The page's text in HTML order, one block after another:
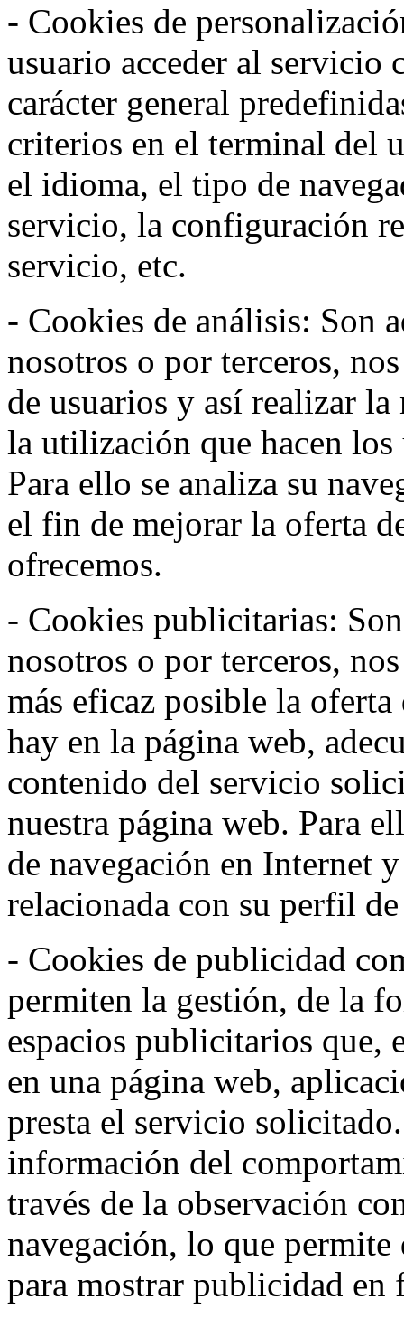
- Cookies de
usuario acceder al servicio
carácter general
criterios en el terminal del
el idioma, el tipo de
servicio, la configuración
servicio, etc.
- Cookies de análisis: Son
nosotros o por terceros,
de usuarios y así realizar
la utilización que hacen
Para ello se analiza su
el fin de mejorar la oferta
ofrecemos.
- Cookies publicitarias:
nosotros o por terceros,
más eficaz posible la
hay en la página web,
contenido del servicio
nuestra página web. Para
de navegación en Internet
relacionada con su perfil
- Cookies de publicidad
permiten la gestión, de la
espacios publicitarios que,
en una página web,
presta el servicio
información del
través de la observación
navegación, lo que
para mostrar publicidad